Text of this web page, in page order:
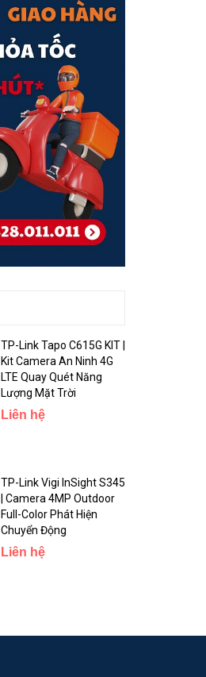
TP-Link Tapo C615G KIT |
Kit Camera An Ninh 4G
LTE Quay Quét Năng
Lượng Mặt Trời
Liên hệ
TP-Link Vigi InSight S345
| Camera 4MP Outdoor
Full-Color Phát Hiện
Chuyển Động
Liên hệ